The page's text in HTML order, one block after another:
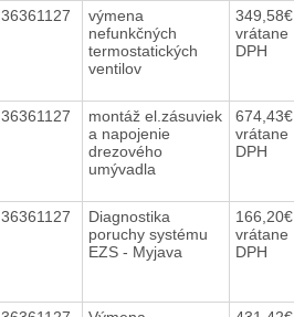
36361127
výmena
nefunkčných
termostatických
ventilov
349,58€
vrátane
DPH
36361127
montáž el.zásuviek
a napojenie
drezového
umývadla
674,43€
vrátane
DPH
36361127
Diagnostika
poruchy systému
EZS - Myjava
166,20€
vrátane
DPH